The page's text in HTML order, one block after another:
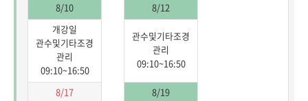
8/10 8/12
개강일
관수및기타조경
관리
09:10~16:50
관수및기타조경
관리
09:10~16:50
8/17
8/19